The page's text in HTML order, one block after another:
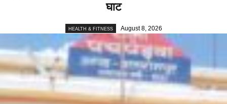
घाट
HEALTH & FITNESS August 8, 2026